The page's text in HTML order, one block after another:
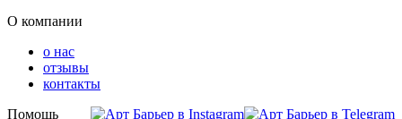
О компании
о нас
отзывы
контакты
Помощь